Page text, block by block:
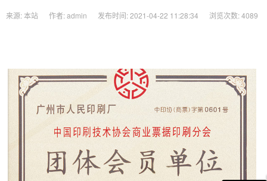
来源: 本站 作者: admin 发布时间: 2021-04-22 11:28:34 浏览次数: 4089